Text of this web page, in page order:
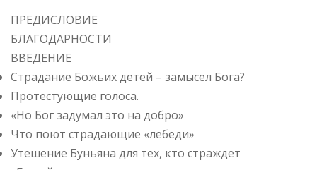
ПРЕДИСЛОВИЕ
БЛАГОДАРНОСТИ
ВВЕДЕНИЕ
Страдание Божьих детей – замысел Бога?
Протестующие голоса.
«Но Бог задумал это на добро»
Что поют страдающие «лебеди»
Утешение Буньяна для тех, кто страждет